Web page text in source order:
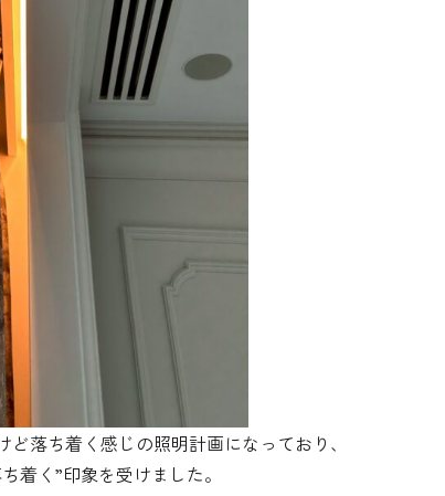
落ち着く感じの照明計画になっており、
着く”印象を受けました。